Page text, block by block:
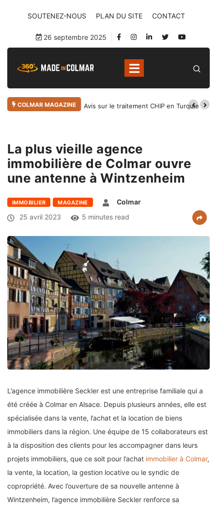
SOUTENEZ-NOUS PLAN DU SITE CONTACT
26 septembre 2025
COLMAR MAGAZINE Avis sur le traitement CHIP en Turquie
La plus vieille agence
immobilière de Colmar ouvre
une antenne à Wintzenheim
IMMOBILIER MAGAZINE
Colmar
25 avril 2023
5 minutes read
L’agence immobilière Seckler est une entreprise familiale qui a
été créée à Colmar en Alsace. Depuis plusieurs années, elle est
spécialisée dans la vente, l’achat et la location de biens
immobiliers dans la région. Une équipe de 15 collaborateurs est
à la disposition des clients pour les accompagner dans leurs
projets immobiliers, que ce soit pour l’achat immobilier à Colmar,
la vente, la location, la gestion locative ou le syndic de
copropriété. Avec l’ouverture de sa nouvelle antenne à
Wintzenheim, l’agence immobilière Seckler renforce sa